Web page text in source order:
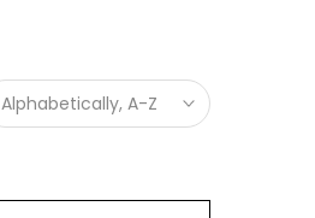
Alphabetically, A-Z